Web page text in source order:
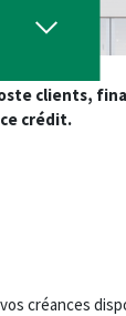
clients,
crédit.
créances